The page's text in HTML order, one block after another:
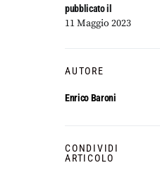
pubblicato il
11 Maggio 2023
AUTORE
Enrico Baroni
CONDIVIDI
ARTICOLO